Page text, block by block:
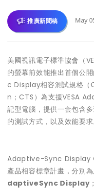
推廣新聞稿 May
美國視訊電子標準協會（
的螢幕前效能推出首個公
c Display相容測試規格
n；CTS）為支援VESA
記型電腦，提供一套包含
的測試方式，以及效能要求
Adaptive-Sync Display
產品相容標章計畫，分別
daptiveSync Display